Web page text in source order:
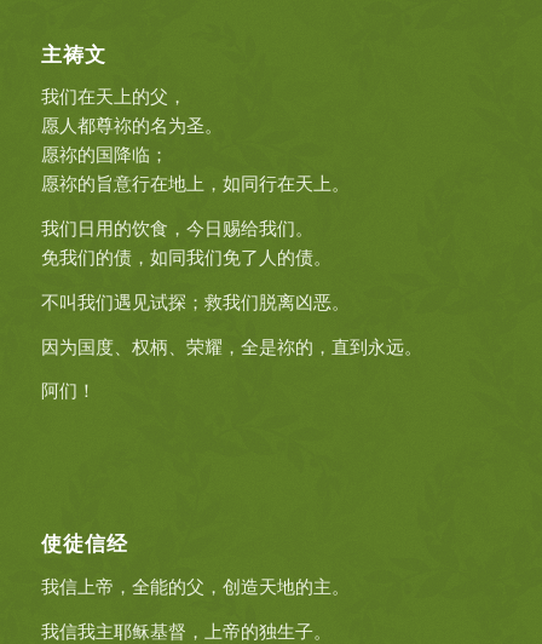
主祷文
我们在天上的父，
愿人都尊祢的名为圣。
愿祢的国降临；
愿祢的旨意行在地上，如同行在天上。
我们日用的饮食，今日赐给我们。
免我们的债，如同我们免了人的债。
不叫我们遇见试探；救我们脱离凶恶。
因为国度、权柄、荣耀，全是祢的，直到永远。
阿们！
使徒信经
我信上帝，全能的父，创造天地的主。
我信我主耶稣基督，上帝的独生子。